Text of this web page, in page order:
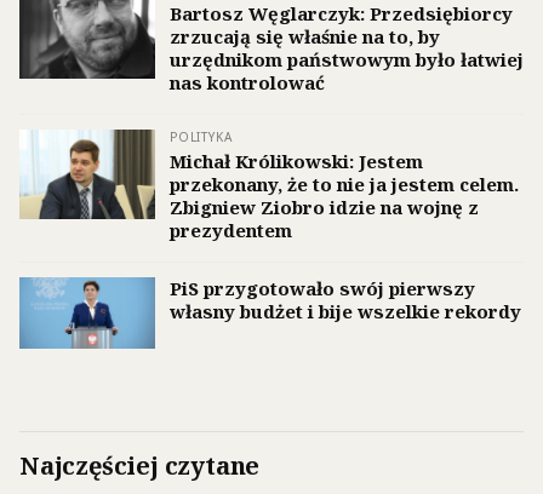
Bartosz Węglarczyk: Przedsiębiorcy
zrzucają się właśnie na to, by
urzędnikom państwowym było łatwiej
nas kontrolować
POLITYKA
Michał Królikowski: Jestem
przekonany, że to nie ja jestem celem.
Zbigniew Ziobro idzie na wojnę z
prezydentem
PiS przygotowało swój pierwszy
własny budżet i bije wszelkie rekordy
Najczęściej czytane